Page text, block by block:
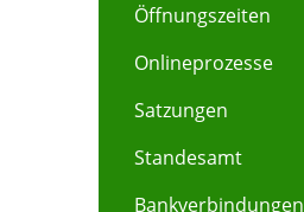
Öffnungszeiten
Onlineprozesse
Satzungen
Standesamt
Bankverbindungen